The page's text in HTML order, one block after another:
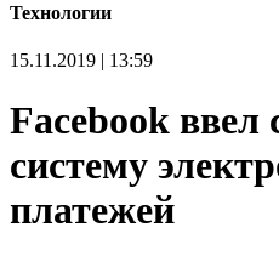
Технологии
15.11.2019 | 13:59
Facebook ввел
систему
платежей